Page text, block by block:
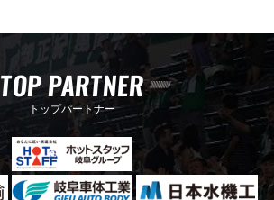
TOP PARTNER
トップパートナー